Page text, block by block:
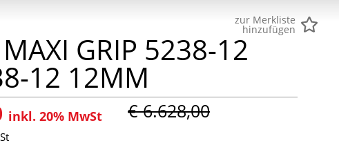
zur Merkliste
hinzufügen
GRIP 5238-12
12 12MM
inkl. 20% MwSt € 6.628,00